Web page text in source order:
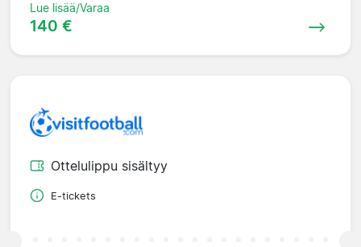
Lue lisää/Varaa
140 €
Ottelulippu sisältyy
E-tickets